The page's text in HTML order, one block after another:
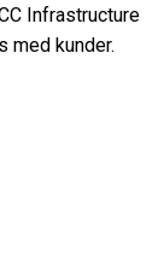
Infrastructure
med kunder.